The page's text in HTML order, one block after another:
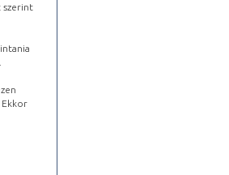
szerint